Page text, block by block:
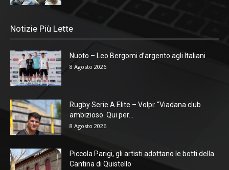
Notizie Più Lette
Nuoto – Leo Bergomi d’argento agli Italiani
8 Agosto 2026
Rugby Serie A Elite – Volpi: “Viadana club
ambizioso. Qui per...
8 Agosto 2026
Piccola Parigi, gli artisti adottano le botti della
Cantina di Quistello